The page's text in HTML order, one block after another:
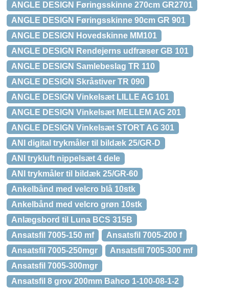
ANGLE DESIGN Føringsskinne 270cm GR2701
ANGLE DESIGN Føringsskinne 90cm GR 901
ANGLE DESIGN Hovedskinne MM101
ANGLE DESIGN Rendejerns udfræser GB 101
ANGLE DESIGN Samlebeslag TR 110
ANGLE DESIGN Skråstiver TR 090
ANGLE DESIGN Vinkelsæt LILLE AG 101
ANGLE DESIGN Vinkelsæt MELLEM AG 201
ANGLE DESIGN Vinkelsæt STORT AG 301
ANI digital trykmåler til bildæk 25/GR-D
ANI trykluft nippelsæt 4 dele
ANI trykmåler til bildæk 25/GR-60
Ankelbånd med velcro blå 10stk
Ankelbånd med velcro grøn 10stk
Anlægsbord til Luna BCS 315B
Ansatsfil 7005-150 mf
Ansatsfil 7005-200 f
Ansatsfil 7005-250mgr
Ansatsfil 7005-300 mf
Ansatsfil 7005-300mgr
Ansatsfil 8 grov 200mm Bahco 1-100-08-1-2